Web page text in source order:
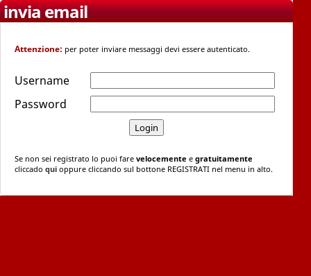
invia email
Attenzione: per poter inviare messaggi devi essere autenticato.
Username
Password
Se non sei registrato lo puoi fare velocemente e gratuitamente
cliccado qui oppure cliccando sul bottone REGISTRATI nel menu in alto.